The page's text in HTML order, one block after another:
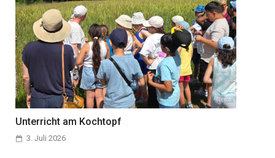
Unterricht am Kochtopf
3. Juli 2026